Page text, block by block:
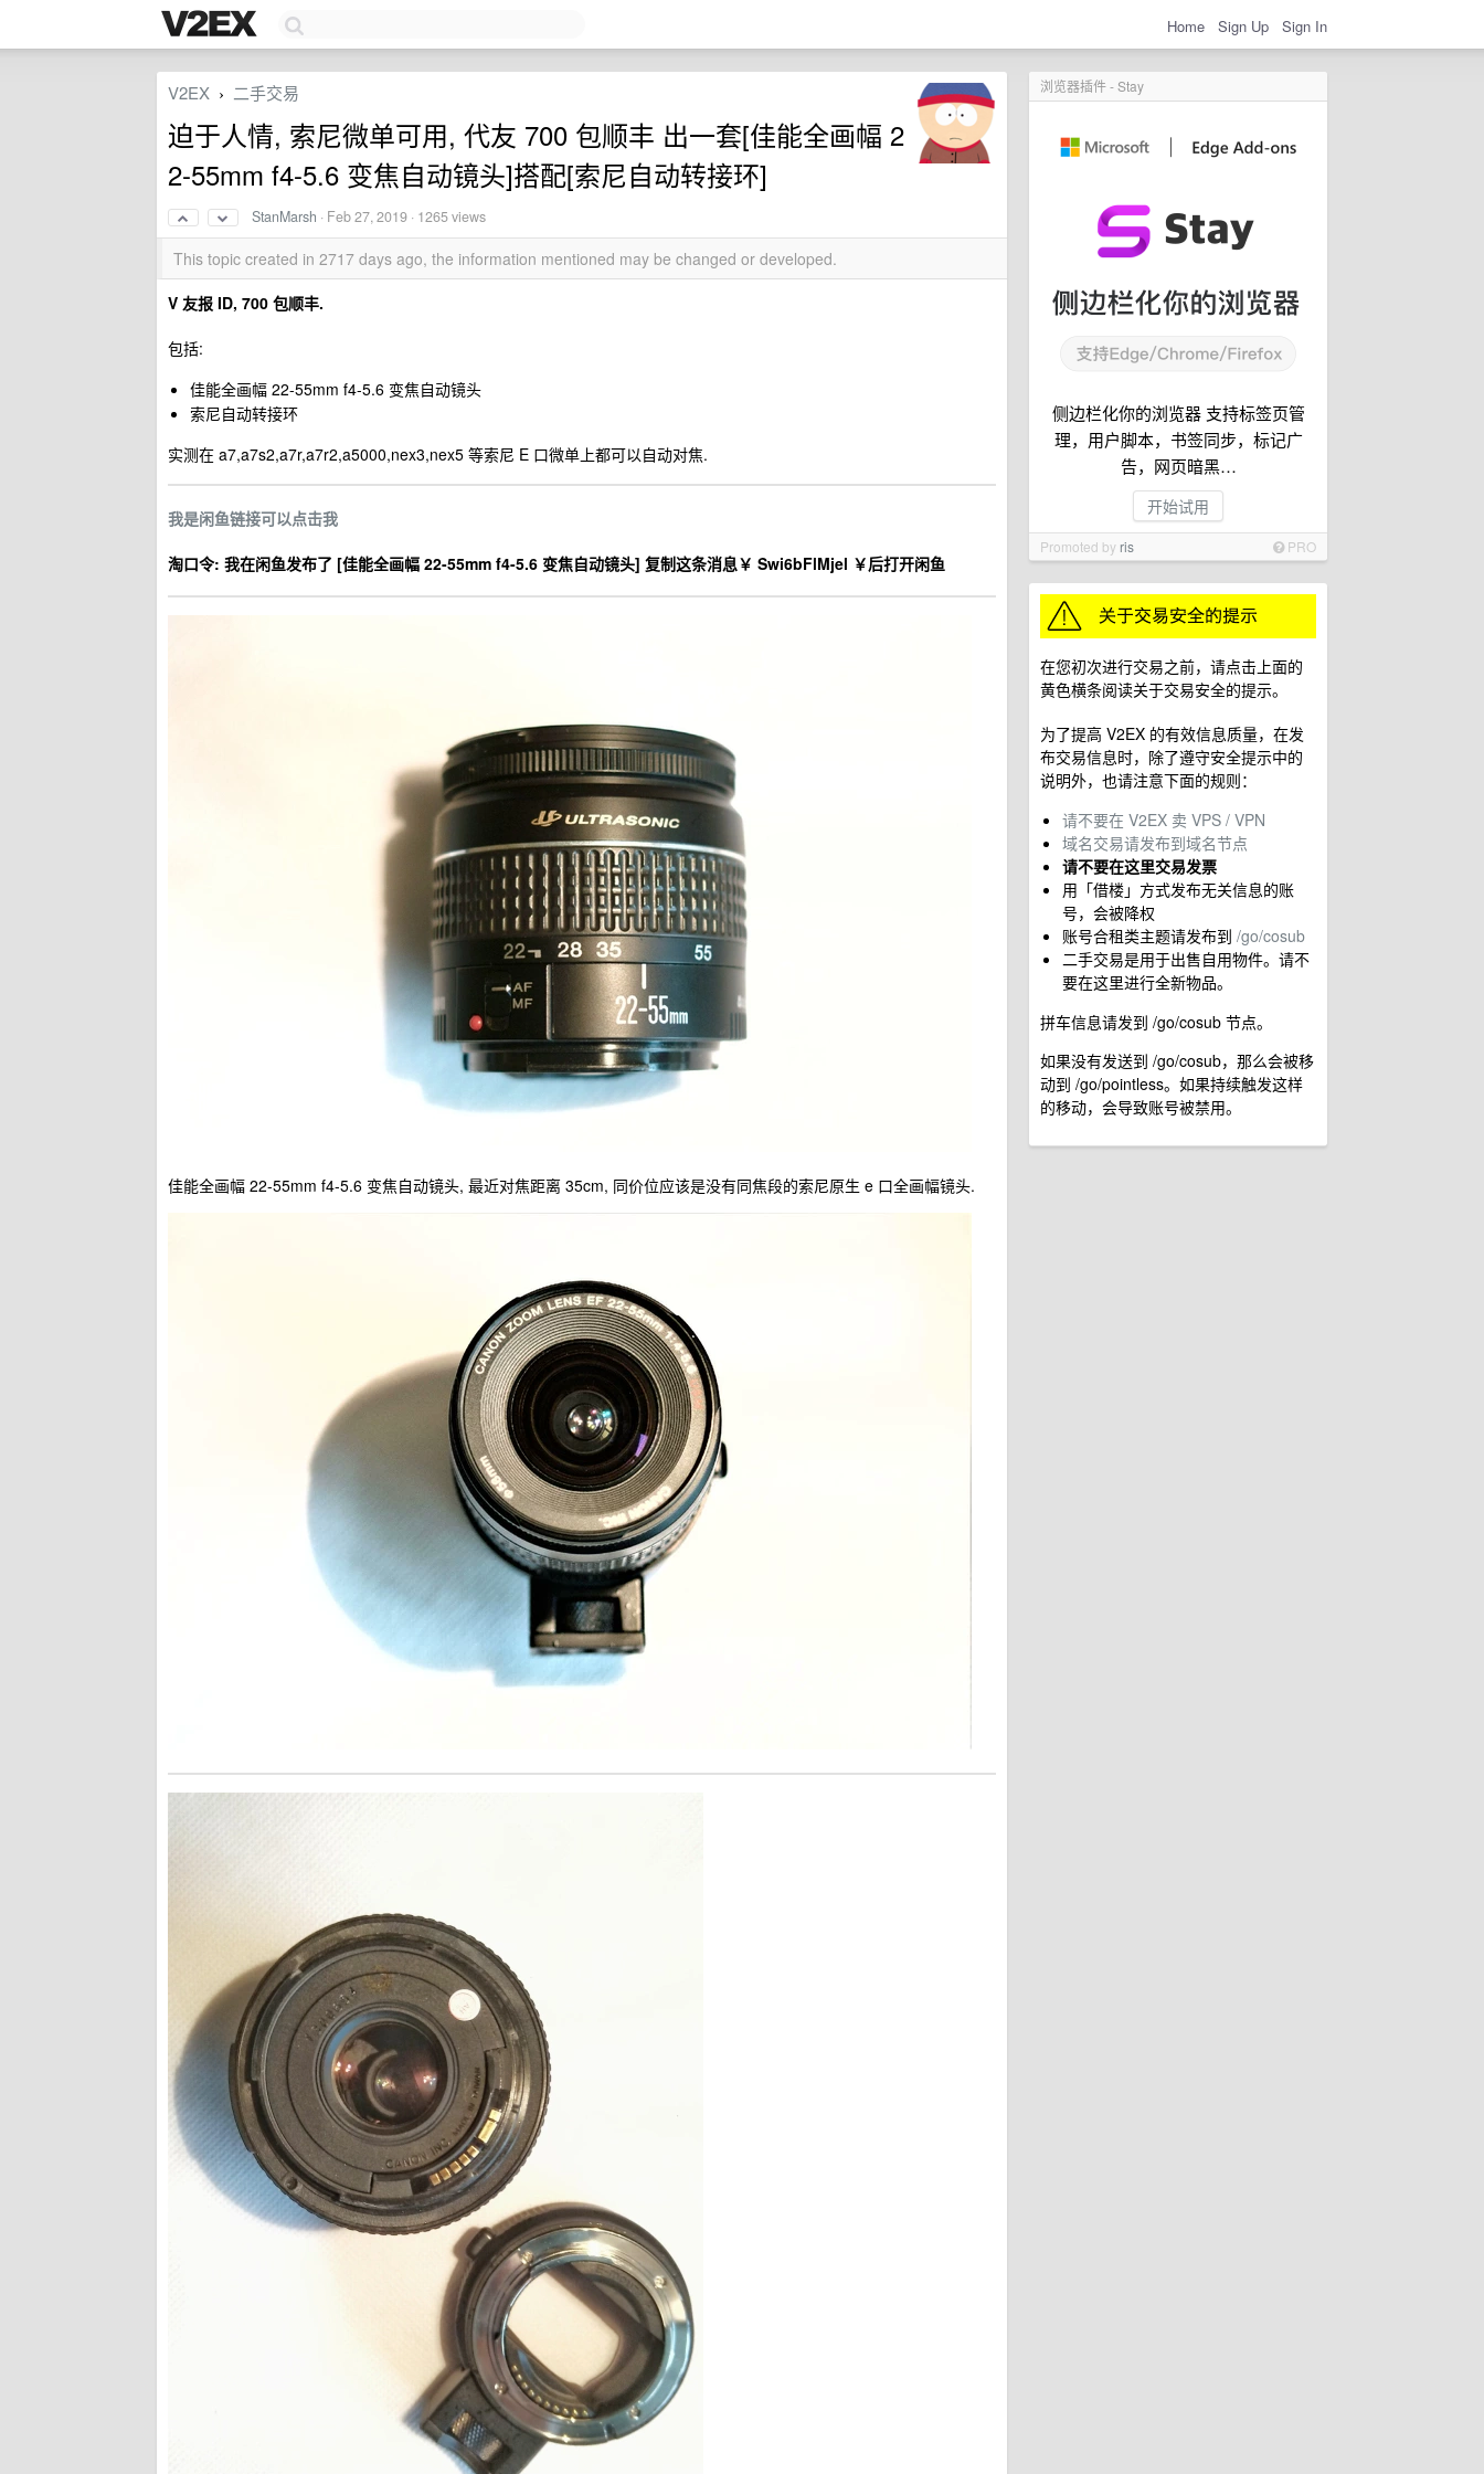
Home Sign Up Sign In
浏览器插件 - Stay
侧边栏化你的浏览器 支持标签页管
理，用户脚本，书签同步，标记广
告，网页暗黑…
开始试用
Promoted by ris PRO
在您初次进行交易之前，请点击上面的
黄色横条阅读关于交易安全的提示。
为了提高 V2EX 的有效信息质量，在发
布交易信息时，除了遵守安全提示中的
说明外，也请注意下面的规则：
请不要在 V2EX 卖 VPS / VPN
域名交易请发布到域名节点
请不要在这里交易发票
用「借楼」方式发布无关信息的账
号，会被降权
账号合租类主题请发布到 /go/cosub
二手交易是用于出售自用物件。请不
要在这里进行全新物品。
拼车信息请发到 /go/cosub 节点。
如果没有发送到 /go/cosub，那么会被移
动到 /go/pointless。如果持续触发这样
的移动，会导致账号被禁用。
V2EX › 二手交易
迫于人情, 索尼微单可用, 代友 700 包顺丰 出一套[佳能全画幅 2
2-55mm f4-5.6 变焦自动镜头]搭配[索尼自动转接环]
StanMarsh · Feb 27, 2019 · 1265 views
This topic created in 2717 days ago, the information mentioned may be changed or developed.
V 友报 ID, 700 包顺丰.
包括:
佳能全画幅 22-55mm f4-5.6 变焦自动镜头
索尼自动转接环
实测在 a7,a7s2,a7r,a7r2,a5000,nex3,nex5 等索尼 E 口微单上都可以自动对焦.
我是闲鱼链接可以点击我
淘口令: 我在闲鱼发布了 [佳能全画幅 22-55mm f4-5.6 变焦自动镜头] 复制这条消息￥ Swi6bFlMjel ￥后打开闲鱼
佳能全画幅 22-55mm f4-5.6 变焦自动镜头, 最近对焦距离 35cm, 同价位应该是没有同焦段的索尼原生 e 口全画幅镜头.